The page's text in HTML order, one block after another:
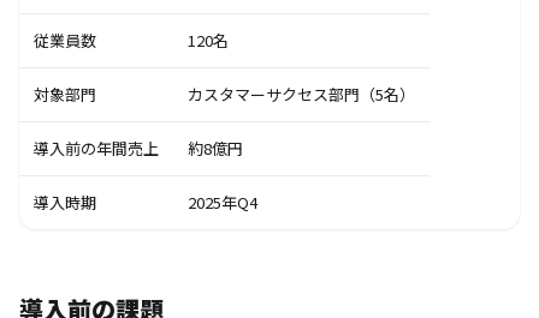
従業員数 120名
対象部門 カスタマーサクセス部門（5名）
導入前の年間売上 約8億円
導入時期 2025年Q4
導入前の課題